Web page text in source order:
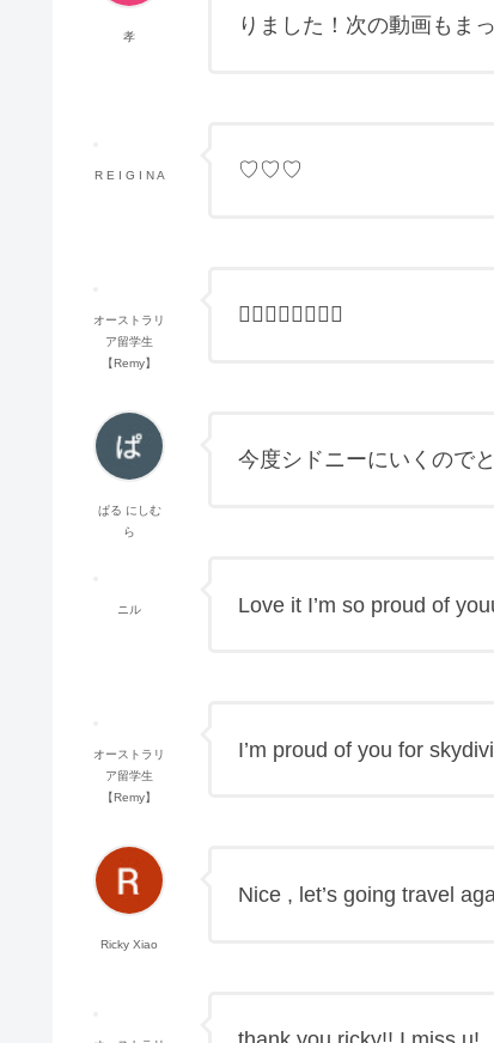
孝
りました！次の動画もま
R E I G I N A ♡♡♡
オーストラリ
ア留学生
【Remy】
❤️‍🔥❤️‍🔥❤️‍🔥❤️‍🔥
ぱる にしむ
ら
今度シドニーにいくので
ニル Love it I’m so proud of
オーストラリ
ア留学生
【Remy】
I’m proud of you for
Ricky Xiao
Nice , let’s going travel